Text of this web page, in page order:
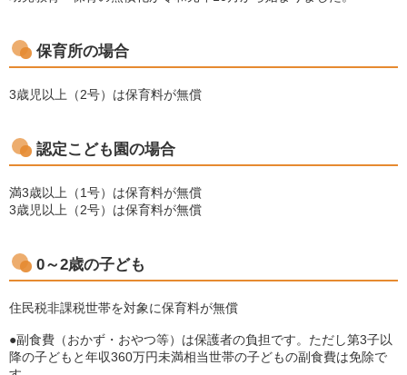
保育所の場合
3歳児以上（2号）は保育料が無償
認定こども園の場合
満3歳以上（1号）は保育料が無償
3歳児以上（2号）は保育料が無償
0～2歳の子ども
住民税非課税世帯を対象に保育料が無償
●副食費（おかず・おやつ等）は保護者の負担です。ただし第3子以
降の子どもと年収360万円未満相当世帯の子どもの副食費は免除で